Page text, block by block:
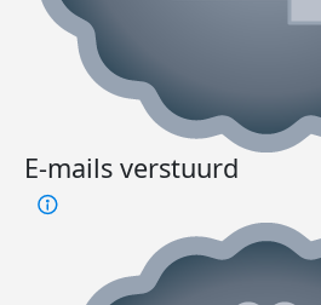
E-mails verstuurd